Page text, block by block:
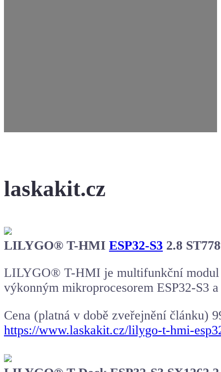
laskakit.cz
LILYGO® T-HMI ESP32-S3 2.8
LILYGO® T-HMI je multifunkční modul
výkonným mikroprocesorem ESP32-S3
Cena (platná v době zveřejnění článku)
https://www.laskakit.cz/lilygo-t-hmi-